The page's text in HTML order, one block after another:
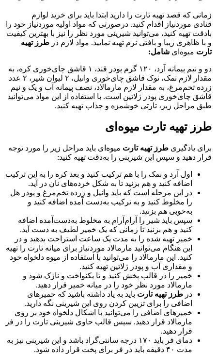
زمانی که قصد تهیه تارت را دارید ابتدا باید برای خرید لوازم
قنادی موردنیاز اقدام کنید. درصورتی‌ که مواد اولیه موردنیاز خود را
بادقت تهیه کنید، می‌توانید شیرینی مورد نظر را نیز با بهترین کیفیت
و با ظاهری زیبا و بافتی نرم تهیه نمایید. مواد لازم در طرز تهیه
تارت میوه‌ای شامل:
دو و نیم پیمانه آرد، ۱۲۰ گرم پودر قند، ۱ قاشق چای‌خوری کره، به
مقدار لازم نمک، نوک قاشق چای‌خوری وانیل، ۲ لیوان شیر، ۲ عدد
زرده تخم‌مرغ، به مقدار لازم مارمالاد، نصف پیمانه آب و یک و نیم
قاشق چای‌خوری پودر ژلاتین است. با استفاده از این مواد می‌توانید
طبق مراحل زیر، تارتی خوشمزه و جذاب تهیه کنید.
طرز تهیه تارت میوه‌ای
برای یادگیری طرز تهیه تارت میوه‌ای باید مراحل زیر را مورد توجه
قرار دهید و سپس این شیرینی را به‌دقت تهیه کنید:
اول آرد و نمک را با هم ترکیب کنید و بعد کره را به این ترکیب
اضافه کنید و هم بزنید تا به شکل خرده‌های نان در آید.
در این مرحله است که باید وانیل و زرده تخم‌مرغ و پودر هل
را مخلوط کنید و به ترکیب به‌دست‌ آمده اضافه کنید و
به‌خوبی هم بزنید.
سپس باید شیر را آرام‌آرام به مخلوط به‌دست‌آمده اضافه
کنید و هم بزنید تا زمانی که یک خمیر لطیف به دست آید.
خمیر تهیه شده را به مدت یک ساعت استراحت بدهید و در
این هنگام می‌توانید مارمالاد موردنیاز برای میانه تارت را تهیه
کنید. این مارمالاد را می‌توانید با استفاده از میوه دلخواه خود
و مقداری آب و پودر ژلاتین تهیه کنید.
خمیر را در قالب پخش کنید و تا یکنواخت و نازک شود و
مارمالاد مورد نظر خود را در میانه خمیر قرار دهید.
در طرز تهیه تارت باید به یاد داشته باشید که خمیرهای
اضافی را برای تزیین کردن روی این شیرینی نگه دارید.
خمیرهای اضافی را می‌توانید با اشکال دلخواه خود بر روی
مارمالاد قرار دهید. سپس قالب حاوی شیرینی تارت را در فر
قرار دهید.
دمای فر باید ۱۷۰ درجه سانتی‌گراد باشد و این شیرینی نیز به
مدت ۴۰ دقیقه باید در فر برای پخت قرار داده شود.